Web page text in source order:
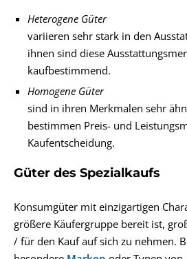
Heterogene Güter
variieren sehr stark in den
ihnen sind diese
kaufbestimmend.
Homogene Güter
sind in ihren Merkmalen sehr
bestimmen Preis- und
Kaufentscheidung.
Güter des Spezialkaufs
Konsumgüter mit einzigartigen
größere Käufergruppe bereit ist,
/ für den Kauf auf sich zu nehmen.